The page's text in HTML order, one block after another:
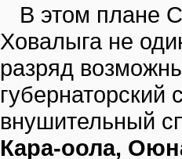
В этом плане
Ховалыга не
разряд
губернаторский
внушительный
Кара-оола,